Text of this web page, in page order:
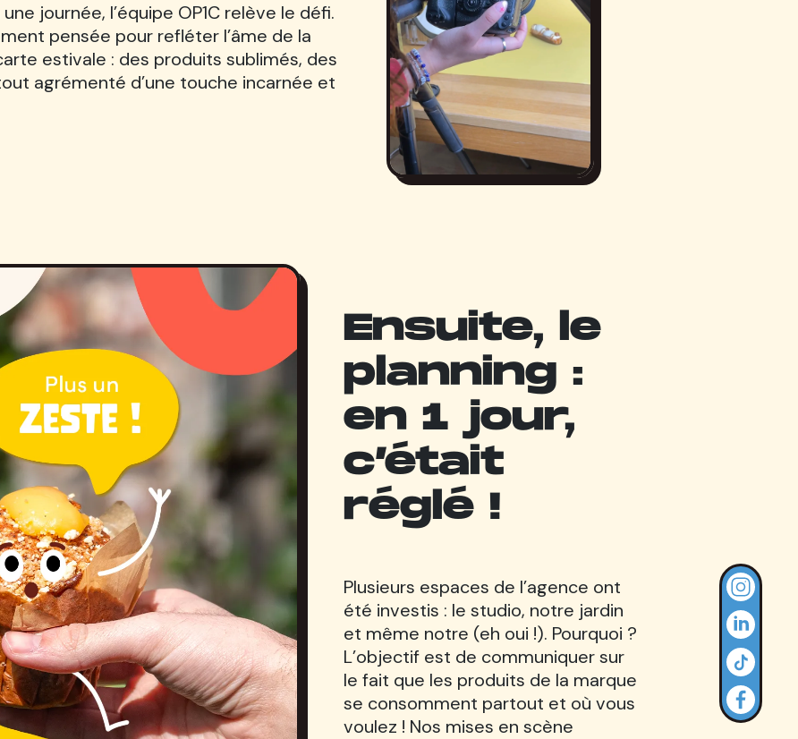
journée, l’équipe OP1C relève le défi.
pensée pour refléter l’âme de la
estivale : des produits sublimés, des
agrémenté d’une touche incarnée et
Ensuite, le
planning :
en 1 jour,
c’était
réglé !
Plusieurs espaces de l’agence ont
été investis : le studio, notre jardin
et même notre (eh oui !). Pourquoi ?
L’objectif est de communiquer sur
le fait que les produits de la marque
se consomment partout et où vous
voulez ! Nos mises en scène